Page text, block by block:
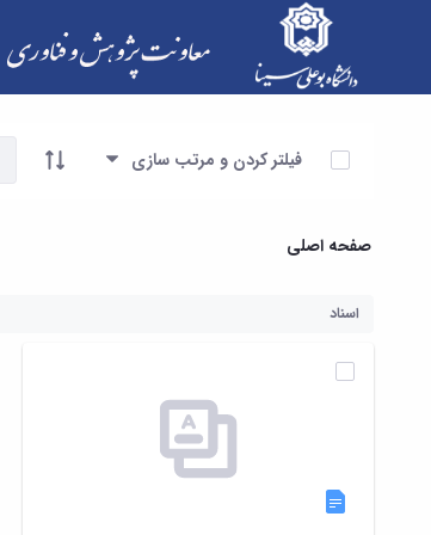
آیتم ها را انتخاب کنید
فیلتر کردن و مرتب سازی
صفحه اصلی
اسناد